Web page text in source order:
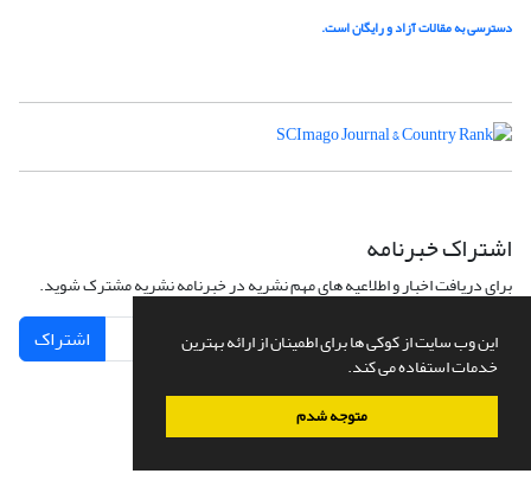
این وب سایت از کوکی ها برای اطمینان از ارائه بهترین
خدمات استفاده می کند.
متوجه شدم
دسترسی به مقالات آزاد و رایگان است.
اشتراک خبرنامه
برای دریافت اخبار و اطلاعیه های مهم نشریه در خبرنامه نشریه مشترک شوید.
اشتراک
سامانه مدیریت نشریات علمی.طراحی و پیاده سازی ازسیناوب